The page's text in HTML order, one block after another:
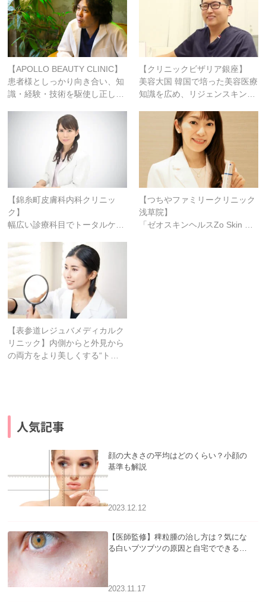
【APOLLO BEAUTY CLINIC】
患者様としっかり向き合い、知
識・経験・技術を駆使し正し…
【クリニックビザリア銀座】
美容大国 韓国で培った美容医療
知識を広め、リジェンスキン…
【錦糸町皮膚科内科クリニッ
ク】
幅広い診療科目でトータルケ…
【つちやファミリークリニック
浅草院】
「ゼオスキンヘルスZo Skin …
【表参道レジュバメディカルク
リニック】内側からと外見から
の両方をより美しくする“ト…
人気記事
顔の大きさの平均はどのくらい？小顔の
基準も解説
2023.12.12
【医師監修】稗粒腫の治し方は？気にな
る白いブツブツの原因と自宅でできるケ
2023.11.17